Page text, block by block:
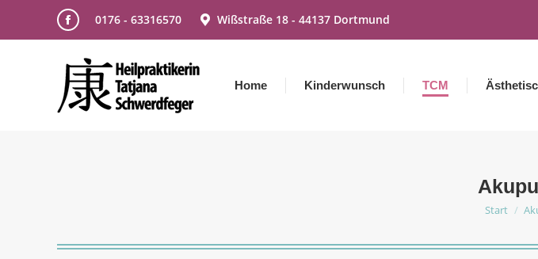
Facebook
opens
in
0176 - 63316570 Wißstraße 18 - 44137 Dortmund
Home Kinderwunsch TCM
Sie
Start